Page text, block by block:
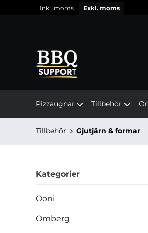
Inkl. moms Exkl. moms
Pizzaugnar Tillbehör
Tillbehör Gjutjärn & formar
Kategorier
Ooni
Omberg